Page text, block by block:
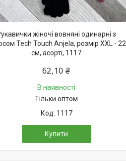
жіночі вовняні одинарні з
Tech Touch Anjela, розмір XXL - 22
см, асорті, 1117
62,10 ₴
В наявності
Тільки оптом
1117
Купити